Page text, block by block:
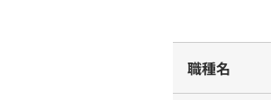
職種名